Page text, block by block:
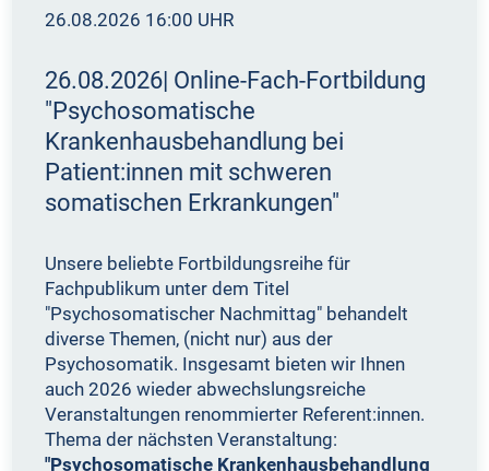
26.08.2026 16:00 UHR
26.08.2026| Online-Fach-Fortbildung
"Psychosomatische
Krankenhausbehandlung bei
Patient:innen mit schweren
somatischen Erkrankungen"
Unsere beliebte Fortbildungsreihe für
Fachpublikum unter dem Titel
"Psychosomatischer Nachmittag" behandelt
diverse Themen, (nicht nur) aus der
Psychosomatik. Insgesamt bieten wir Ihnen
auch 2026 wieder abwechslungsreiche
Veranstaltungen renommierter Referent:innen.
Thema der nächsten Veranstaltung:
"Psychosomatische Krankenhausbehandlung